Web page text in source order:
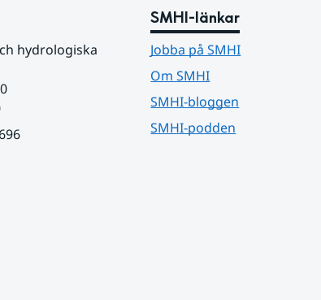
hydrologiska
SMHI-länkar
Jobba på SMHI
Om SMHI
SMHI-bloggen
SMHI-podden